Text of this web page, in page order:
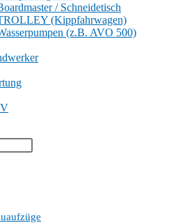
/ Schneidetisch
(Kippfahrwagen)
(z.B. AVO 500)